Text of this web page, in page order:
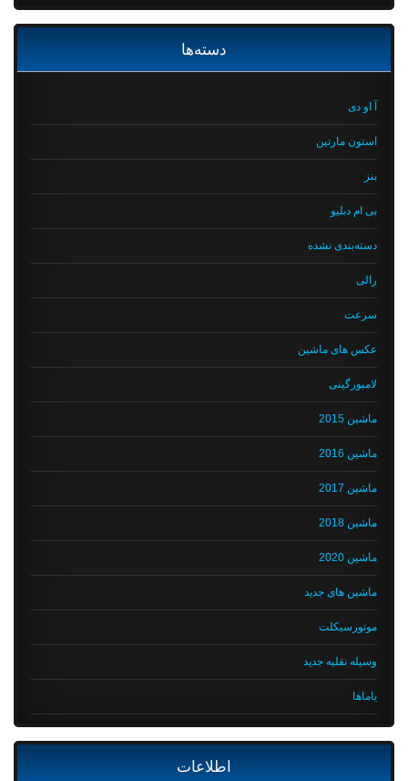
دسته‌ها
آ او دی
استون مارتین
بی ام دبلیو
دسته‌بندی نشده
رالی
سرعت
عکس های ماشین
لامبورگینی
ماشین 2015
ماشین 2016
ماشین 2017
ماشین 2018
ماشین 2020
ماشین های جدید
موتورسیکلت
وسیله نقلیه جدید
یاماها
اطلاعات